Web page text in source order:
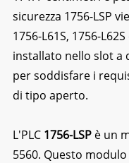
sicurezza 1756-LSP
1756-L61S, 1756-
installato nello slot
per soddisfare i
di tipo aperto.
L'PLC 1756-LSP è un
5560. Questo